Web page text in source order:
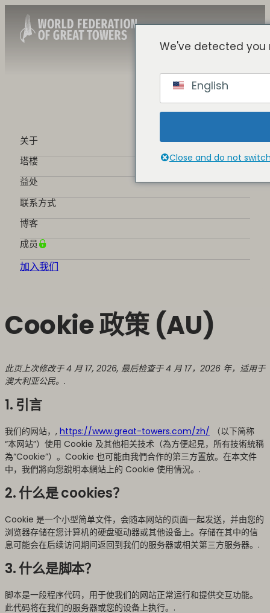
English
Portuguese
关于
塔楼
益处
联系方式
博客
成员
加入我们
Cookie 政策 (AU)
此页上次修改于 4 月 17, 2026, 最后检查于 4 月 17，2026 年，适用于
澳大利亚公民。.
1. 引言
我们的网站，, https://www.great-towers.com/zh/ （以下简称
“本网站”）使用 Cookie 及其他相关技术（為方便起見，所有技術統稱
為“Cookie”）。Cookie 也可能由我們合作的第三方置放。在本文件
中，我們將向您說明本網站上的 Cookie 使用情況。.
2. 什么是 cookies？
Cookie 是一个小型简单文件，会随本网站的页面一起发送，并由您的
浏览器存储在您计算机的硬盘驱动器或其他设备上。存储在其中的信
息可能会在后续访问期间返回到我们的服务器或相关第三方服务器。.
3. 什么是脚本？
脚本是一段程序代码，用于使我们的网站正常运行和提供交互功能。
此代码将在我们的服务器或您的设备上执行。.
We've detected
English
Close and do not